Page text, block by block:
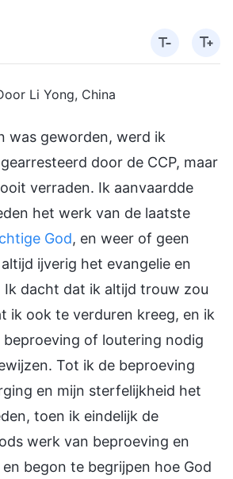
Li Yong, China
was geworden, werd ik
door de CCP, maar
verraden. Ik aanvaardde
het werk van de laatste
God, en weer of geen
ijverig het evangelie en
Ik dacht dat ik altijd trouw zou
ik ook te verduren kreeg, en ik
of loutering nodig
Tot ik de beproeving
en mijn sterfelijkheid het
toen ik eindelijk de
werk van beproeving en
begon te begrijpen hoe God